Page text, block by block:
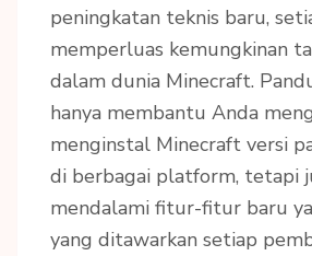
peningkatan teknis baru,
memperluas kemungkinan
dalam dunia Minecraft.
hanya membantu Anda
menginstal Minecraft versi
di berbagai platform, tetapi
mendalami fitur-fitur baru
yang ditawarkan setiap